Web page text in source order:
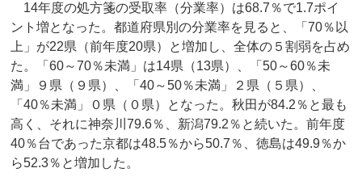
14年度の処方箋の受取率（分業率）は68.7％で1.7ポイ
ント増となった。都道府県別の分業率を見ると、「70％以
上」が22県（前年度20県）と増加し、全体の５割弱を占め
た。「60～70％未満」は14県（13県）、「50～60％未
満」９県（９県）、「40～50％未満」２県（５県）、
「40％未満」０県（０県）となった。秋田が84.2％と最も
高く、それに神奈川79.6％、新潟79.2％と続いた。前年度
40％台であった京都は48.5％から50.7％、徳島は49.9％か
ら52.3％と増加した。